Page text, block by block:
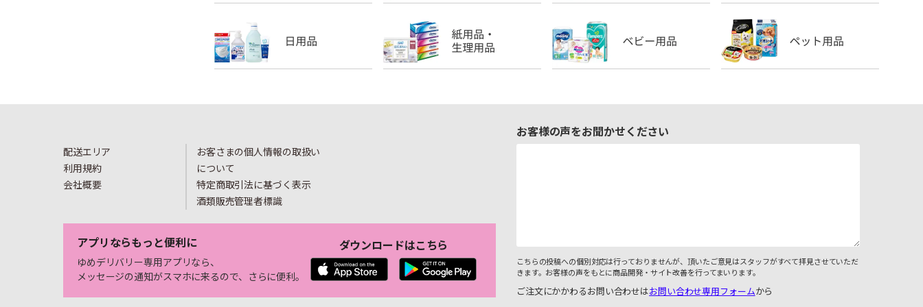
配送エリア
利用規約
会社概要
お客さまの個人情報の取扱い
について
特定商取引法に基づく表示
酒類販売管理者標識
アプリならもっと便利に
ゆめデリバリー専用アプリなら、
メッセージの通知がスマホに来るので、さらに便利。
ダウンロードはこちら
お客様の声をお聞かせください
こちらの投稿への個別対応は行っておりませんが、頂いたご意見はスタッフがすべて拝見させていただ
きます。お客様の声をもとに商品開発・サイト改善を行ってまいります。
ご注文にかかわるお問い合わせはお問い合わせ専用フォームから